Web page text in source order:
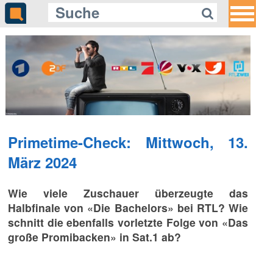
Primetime-Check: Mittwoch, 13.
März 2024
Wie viele Zuschauer überzeugte das
Halbfinale von «Die Bachelors» bei RTL? Wie
schnitt die ebenfalls vorletzte Folge von «Das
große Promibacken» in Sat.1 ab?